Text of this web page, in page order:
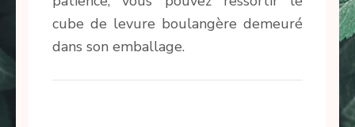
cube de levure boulangère demeuré
dans son emballage.